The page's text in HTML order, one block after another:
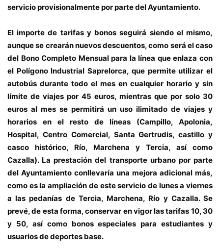
servicio provisionalmente por parte del Ayuntamiento.
El importe de tarifas y bonos seguirá siendo el mismo,
aunque se crearán nuevos descuentos, como será el caso
del Bono Completo Mensual para la línea que enlaza con
el Polígono Industrial Saprelorca, que permite utilizar el
autobús durante todo el mes en cualquier horario y sin
límite de viajes por 45 euros, mientras que por solo 30
euros al mes se permitirá un uso ilimitado de viajes y
horarios en el resto de líneas (Campillo, Apolonia,
Hospital, Centro Comercial, Santa Gertrudis, castillo y
casco histórico, Río, Marchena y Tercia, así como
Cazalla). La prestación del transporte urbano por parte
del Ayuntamiento conllevaría una mejora adicional más,
como es la ampliación de este servicio de lunes a viernes
a las pedanías de Tercia, Marchena, Río y Cazalla. Se
prevé, de esta forma, conservar en vigor las tarifas 10, 30
y 50, así como bonos especiales para estudiantes y
usuarios de deportes base.